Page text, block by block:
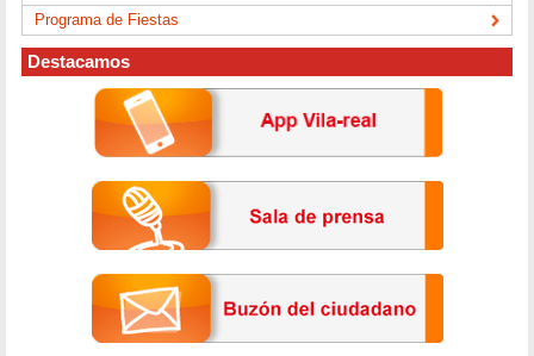
Programa de Fiestas
Destacamos